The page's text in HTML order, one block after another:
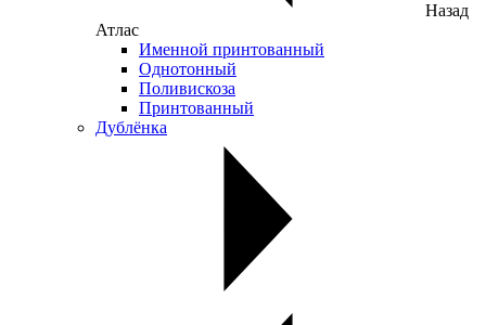
Назад
Атлас
Именной принтованный
Однотонный
Поливискоза
Принтованный
Дублёнка